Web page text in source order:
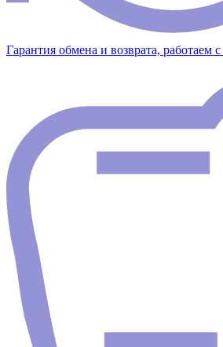
Гарантия обмена и возврата, работаем